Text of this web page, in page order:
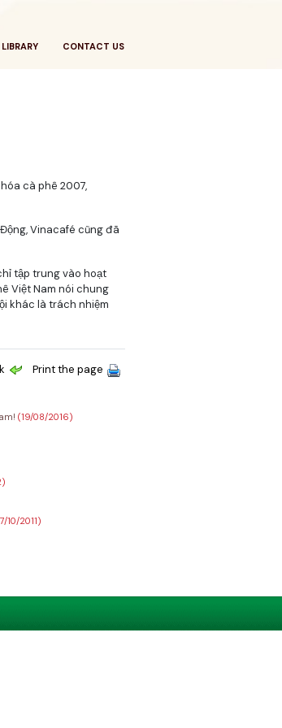
LIBRARY CONTACT US
cà phê 2007,
Vinacafé cũng đã
tập trung vào hoạt
Việt Nam nói chung
khác là trách nhiệm
Print the page
(19/08/2016)
10/2011)